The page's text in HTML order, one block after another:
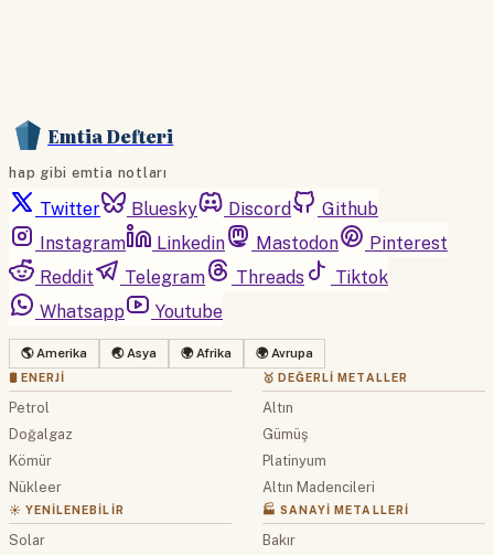
Emtia Defteri
hap gibi emtia notları
Twitter Bluesky Discord
Github
Instagram
Linkedin Mastodon
Pinterest
Reddit
Telegram Threads
Tiktok
Whatsapp
Youtube
🌎 Amerika 🌏 Asya 🌍 Afrika 🌍 Avrupa
🛢 ENERJI
Petrol
Doğalgaz
Kömür
Nükleer
☀️ YENILENEBILIR
Solar
🥇 DEĞERLI METALLER
Altın
Gümüş
Platinyum
Altın Madencileri
🏭 SANAYI METALLERI
Bakır